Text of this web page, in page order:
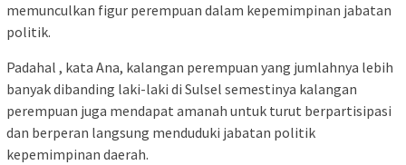
memunculkan figur perempuan dalam kepemimpinan jabatan
politik.
Padahal , kata Ana, kalangan perempuan yang jumlahnya lebih
banyak dibanding laki-laki di Sulsel semestinya kalangan
perempuan juga mendapat amanah untuk turut berpartisipasi
dan berperan langsung menduduki jabatan politik
kepemimpinan daerah.